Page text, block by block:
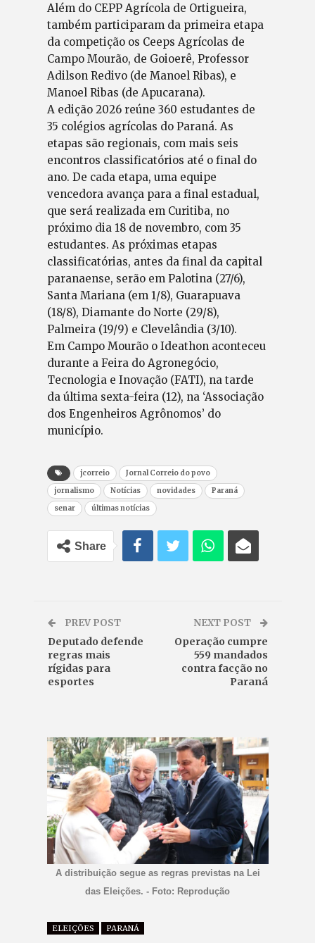
Além do CEPP Agrícola de Ortigueira,
também participaram da primeira etapa
da competição os Ceeps Agrícolas de
Campo Mourão, de Goioerê, Professor
Adilson Redivo (de Manoel Ribas), e
Manoel Ribas (de Apucarana).
A edição 2026 reúne 360 estudantes de
35 colégios agrícolas do Paraná. As
etapas são regionais, com mais seis
encontros classificatórios até o final do
ano. De cada etapa, uma equipe
vencedora avança para a final estadual,
que será realizada em Curitiba, no
próximo dia 18 de novembro, com 35
estudantes. As próximas etapas
classificatórias, antes da final da capital
paranaense, serão em Palotina (27/6),
Santa Mariana (em 1/8), Guarapuava
(18/8), Diamante do Norte (29/8),
Palmeira (19/9) e Clevelândia (3/10).
Em Campo Mourão o Ideathon aconteceu
durante a Feira do Agronegócio,
Tecnologia e Inovação (FATI), na tarde
da última sexta-feira (12), na ‘Associação
dos Engenheiros Agrônomos’ do
município.
jcorreio
Jornal Correio do povo
jornalismo
Notícias novidades
Paraná
senar
últimas notícias
Share
PREV POST
Deputado defende
regras mais
rígidas para
esportes
NEXT POST
Operação cumpre
559 mandados
contra facção no
Paraná
A distribuição segue as regras previstas na Lei
das Eleições. - Foto: Reprodução
ELEIÇÕES PARANÁ